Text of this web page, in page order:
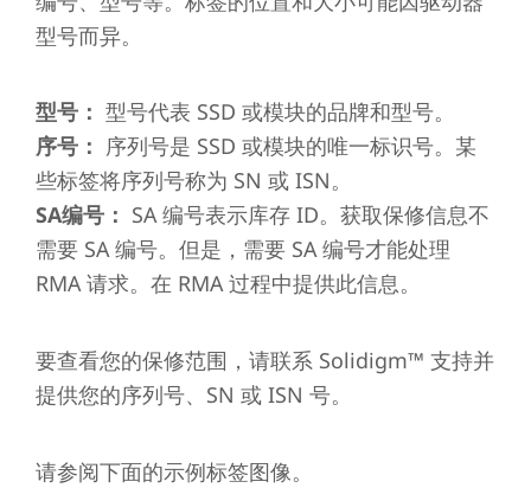
型号而异。
型号： 型号代表 SSD 或模块的品牌和型号。
序号： 序列号是 SSD 或模块的唯一标识号。某
些标签将序列号称为 SN 或 ISN。
SA编号： SA 编号表示库存 ID。获取保修信息不
需要 SA 编号。但是，需要 SA 编号才能处理
RMA 请求。在 RMA 过程中提供此信息。
要查看您的保修范围，请联系 Solidigm™ 支持并
提供您的序列号、SN 或 ISN 号。
请参阅下面的示例标签图像。